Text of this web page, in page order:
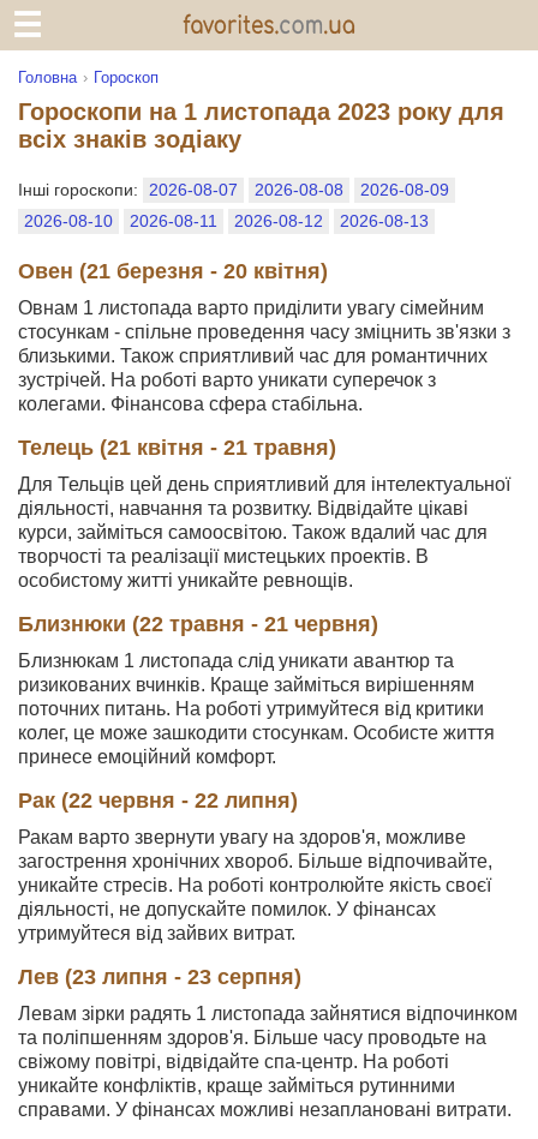
Головна Гороскоп
Гороскопи на 1 листопада 2023 року для
всіх знаків зодіаку
Інші гороскопи: 2026-08-07 2026-08-08
2026-08-09
2026-08-10
2026-08-11 2026-08-12 2026-08-13
Овен (21 березня - 20 квітня)
Овнам 1 листопада варто приділити увагу сімейним
стосункам - спільне проведення часу зміцнить зв'язки з
близькими. Також сприятливий час для романтичних
зустрічей. На роботі варто уникати суперечок з
колегами. Фінансова сфера стабільна.
Телець (21 квітня - 21 травня)
Для Тельців цей день сприятливий для інтелектуальної
діяльності, навчання та розвитку. Відвідайте цікаві
курси, займіться самоосвітою. Також вдалий час для
творчості та реалізації мистецьких проектів. В
особистому житті уникайте ревнощів.
Близнюки (22 травня - 21 червня)
Близнюкам 1 листопада слід уникати авантюр та
ризикованих вчинків. Краще займіться вирішенням
поточних питань. На роботі утримуйтеся від критики
колег, це може зашкодити стосункам. Особисте життя
принесе емоційний комфорт.
Рак (22 червня - 22 липня)
Ракам варто звернути увагу на здоров'я, можливе
загострення хронічних хвороб. Більше відпочивайте,
уникайте стресів. На роботі контролюйте якість своєї
діяльності, не допускайте помилок. У фінансах
утримуйтеся від зайвих витрат.
Лев (23 липня - 23 серпня)
Левам зірки радять 1 листопада зайнятися відпочинком
та поліпшенням здоров'я. Більше часу проводьте на
свіжому повітрі, відвідайте спа-центр. На роботі
уникайте конфліктів, краще займіться рутинними
справами. У фінансах можливі незаплановані витрати.